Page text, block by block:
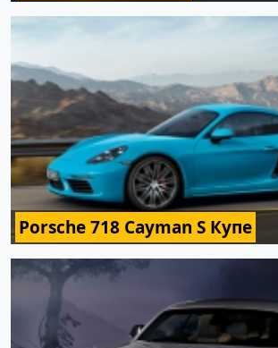
Porsche 718 Cayman S Купе